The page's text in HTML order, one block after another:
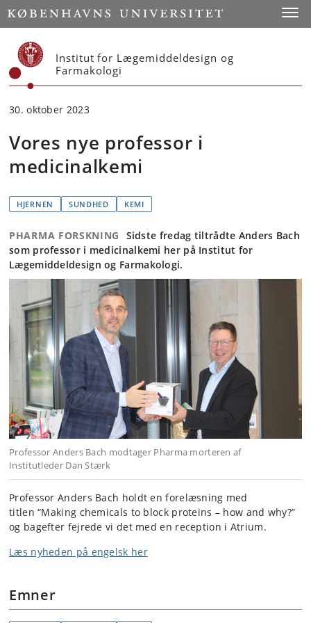
Start
Institut for Lægemiddeldesign og
Farmakologi
30. oktober 2023
Vores nye professor i
medicinalkemi
HJERNEN SUNDHED KEMI
PHARMA FORSKNING
Sidste fredag tiltrådte Anders Bach
som professor i medicinalkemi her på Institut for
Lægemiddeldesign og Farmakologi.
Professor Anders Bach modtager Pharma morteren af
Institutleder Dan Stærk
Professor Anders Bach holdt en forelæsning med
titlen “Making chemicals to block proteins – how and why?”
og bagefter fejrede vi det med en reception i Atrium.
Læs nyheden på engelsk her
Emner